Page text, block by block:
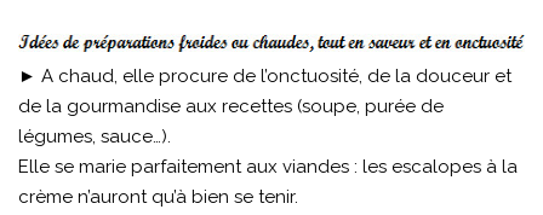
► A chaud, elle procure de l’onctuosité, de la douceur et
de la gourmandise aux recettes (soupe, purée de
légumes, sauce…).
Elle se marie parfaitement aux viandes : les escalopes à la
crème n’auront qu’à bien se tenir.